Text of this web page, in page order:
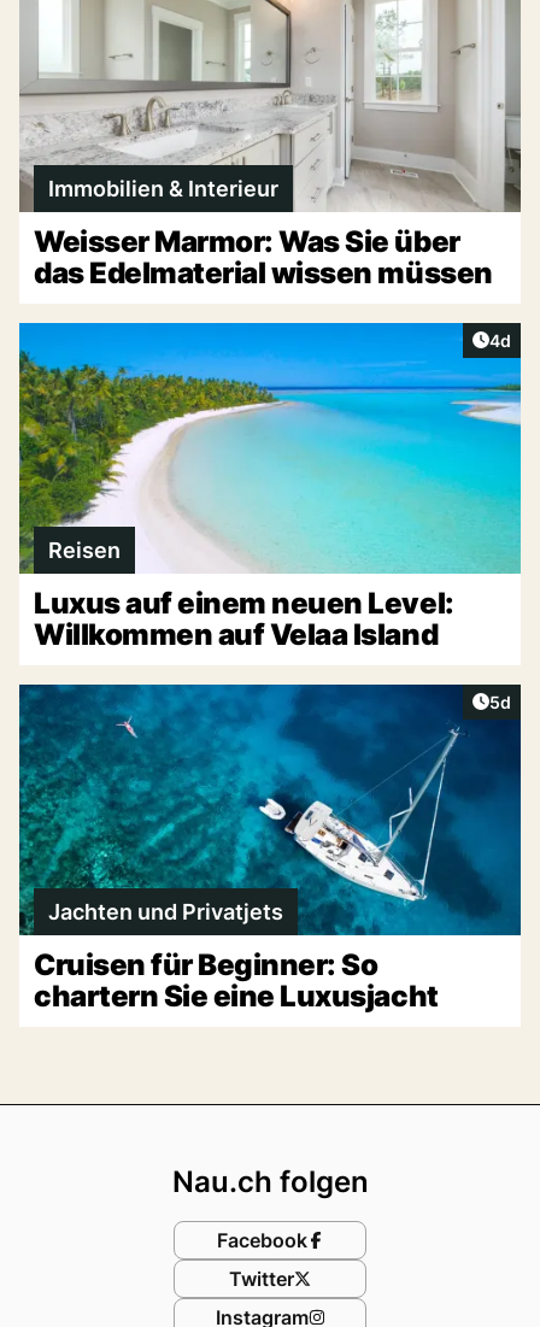
Immobilien & Interieur
Weisser Marmor: Was Sie über
das Edelmaterial wissen müssen
4d
Reisen
Luxus auf einem neuen Level:
Willkommen auf Velaa Island
5d
Jachten und Privatjets
Cruisen für Beginner: So
chartern Sie eine Luxusjacht
Nau.ch folgen
Facebook
Twitter
Instagram